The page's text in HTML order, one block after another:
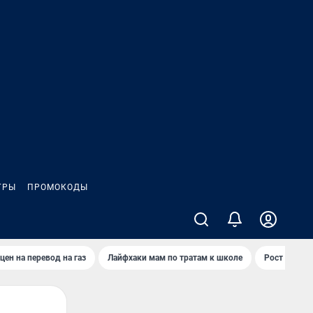
ПРОМОКОДЫ
на перевод на газ Лайфхаки мам по тратам к школе Рост цен на